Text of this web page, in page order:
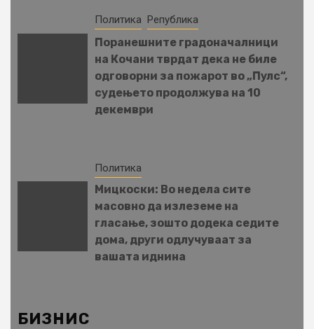
Политика Република
Поранешните градоначалници
на Кочани тврдат дека не биле
одговорни за пожарот во „Пулс“,
судењето продолжува на 10
декември
Политика
Мицкоски: Во недела сите
масовно да излеземе на
гласање, зошто додека седите
дома, други одлучуваат за
вашата иднина
БИЗНИС